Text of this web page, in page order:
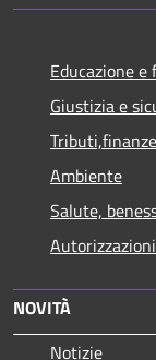
Educazione e
Giustizia e
Ambiente
Salute,
Autorizzazioni
NOVITÀ
Notizie